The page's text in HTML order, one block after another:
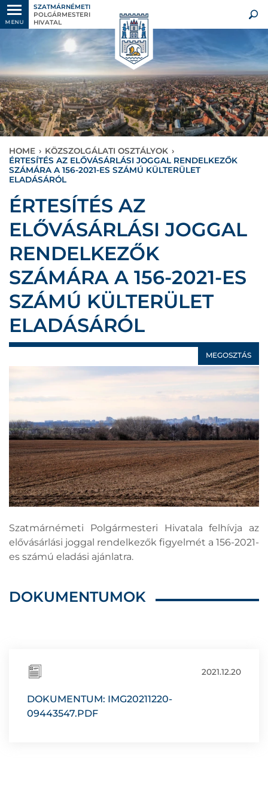
MENU
SZATMÁRNÉMETI
POLGÁRMESTERI
HIVATAL
HOME › KÖZSZOLGÁLATI OSZTÁLYOK ›
ÉRTESÍTÉS AZ ELŐVÁSÁRLÁSI JOGGAL RENDELKEZŐK
SZÁMÁRA A 156-2021-ES SZÁMÚ KÜLTERÜLET
ELADÁSÁRÓL
ÉRTESÍTÉS AZ
ELŐVÁSÁRLÁSI JOGGAL
RENDELKEZŐK
SZÁMÁRA A 156-2021-ES
SZÁMÚ KÜLTERÜLET
ELADÁSÁRÓL
MEGOSZTÁS
Szatmárnémeti Polgármesteri Hivatala felhívja az
elővásárlási joggal rendelkezők figyelmét a 156-2021-
es számú eladási ajánlatra.
DOKUMENTUMOK
2021.12.20
DOKUMENTUM: IMG20211220-
09443547.PDF